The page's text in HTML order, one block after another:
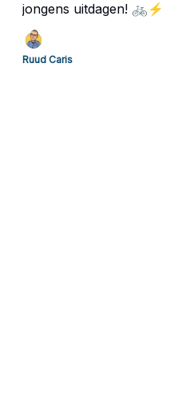
jongens uitdagen! 🚲⚡
Ruud Caris